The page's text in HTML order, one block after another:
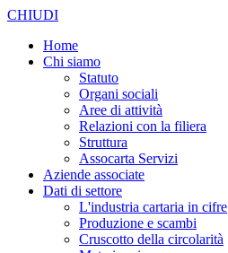
CHIUDI
Home
Chi siamo
Statuto
Organi sociali
Aree di attività
Relazioni con la filiera
Struttura
Assocarta Servizi
Aziende associate
Dati di settore
L'industria cartaria in cifre
Produzione e scambi
Cruscotto della circolarità